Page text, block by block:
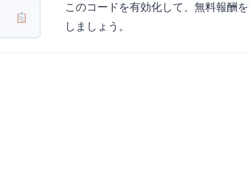
このコードを有効化して、無料報酬
しましょう。